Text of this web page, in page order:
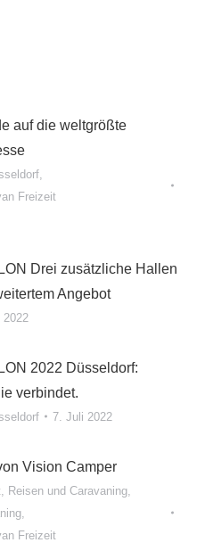
auf die weltgrößte
Freizeit
Drei zusätzliche Hallen
Angebot
2022
2022 Düsseldorf:
verbindet.
7. Juli 2022
Vision Camper
Reisen und Caravaning
Freizeit